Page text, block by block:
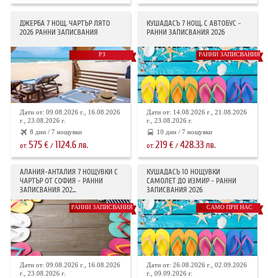
ДЖЕРБА 7 НОЩ. ЧАРТЪР ЛЯТО
2026 РАННИ ЗАПИСВАНИЯ
РЗ
Дати от: 09.08.2026 г., 16.08.2026
г., 23.08.2026 г.
8 дни / 7 нощувки
от: 575 €/ 1124.6лв.
КУШАДАСЪ 7 НОЩ. С АВТОБУС -
РАННИ ЗАПИСВАНИЯ 2026
РАННИ ЗАПИСВАНИЯ
Дати от: 14.08.2026 г., 21.08.2026
г., 23.08.2026 г.
10 дни / 7 нощувки
от:219 € /428.33лв.
АЛАНИЯ-АНТАЛИЯ 7 НОЩУВКИ С
ЧАРТЪР ОТ СОФИЯ - РАННИ
ЗАПИСВАНИЯ 202...
РАННИ ЗАПИСВАНИЯ
Дати от: 09.08.2026 г., 16.08.2026
г., 23.08.2026 г.
КУШАДАСЪ 10 НОЩУВКИ
САМОЛЕТ ДО ИЗМИР - РАННИ
ЗАПИСВАНИЯ 2026
САМО ПРИ НАС
Дати от: 26.08.2026 г., 02.09.2026
г., 09.09.2026 г.